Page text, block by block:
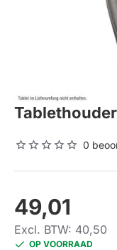
0
49,01
Excl. BTW: 40,50
OP VOORRAAD